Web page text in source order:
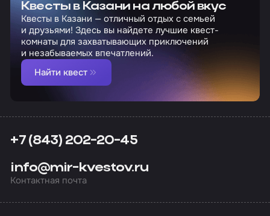
Квесты в Казани на любой вкус
Квесты в Казани — отличный отдых с семьей
и друзьями! Здесь вы найдете лучшие квест-
комнаты для захватывающих приключений
и незабываемых впечатлений.
Найти квест
+7 (843) 202-20-45
info@mir-kvestov.ru
Контактная почта